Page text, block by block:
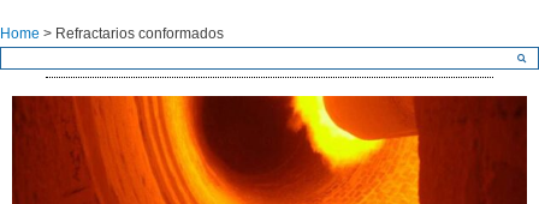
Home > Refractarios conformados